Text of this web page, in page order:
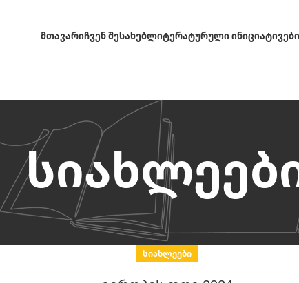
ᲛᲗᲐᲕᲐᲠᲘᲩᲕᲔᲜ ᲨᲔᲡᲐᲮᲔᲑᲚᲘᲢᲔᲠᲐᲢᲣᲠᲣᲚᲘ ᲘᲜᲘᲪᲘᲐᲢᲘᲕᲔᲑᲘ
ᲡᲘᲐᲮᲚᲔᲔᲑᲘ